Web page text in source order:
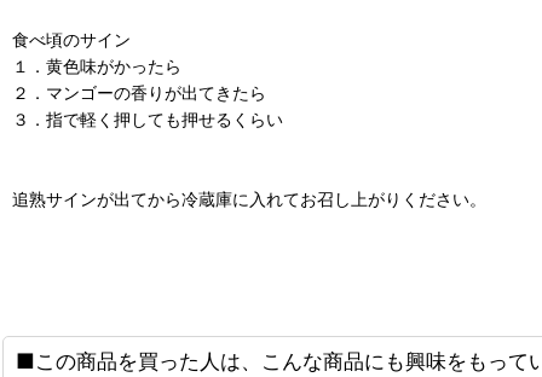
食べ頃のサイン
１．黄色味がかったら
２．マンゴーの香りが出てきたら
３．指で軽く押しても押せるくらい
追熟サインが出てから冷蔵庫に入れてお召し上がりください。
■この商品を買った人は、こんな商品にも興味をもって